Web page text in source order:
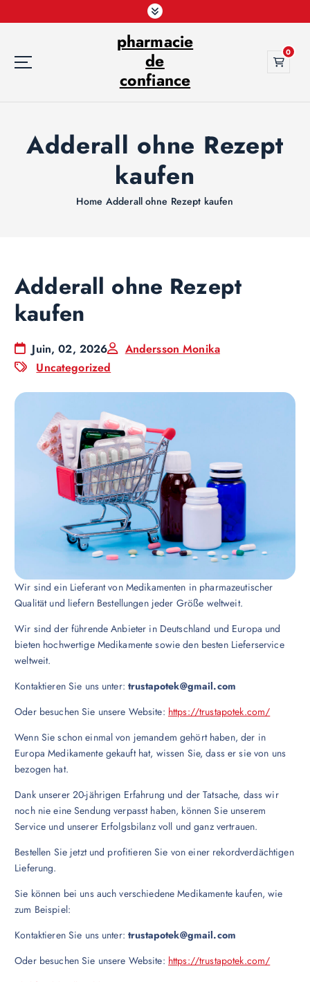
k
pharmacie
de
confiance
0
Adderall ohne Rezept
kaufen
Home Adderall ohne Rezept kaufen
Adderall ohne Rezept
kaufen
Juin, 02, 2026
Andersson Monika
Uncategorized
Wir sind ein Lieferant von Medikamenten in pharmazeutischer
Qualität und liefern Bestellungen jeder Größe weltweit.
Wir sind der führende Anbieter in Deutschland und Europa und
bieten hochwertige Medikamente sowie den besten Lieferservice
weltweit.
Kontaktieren Sie uns unter:trustapotek@gmail.com
Oder besuchen Sie unsere Website: https://trustapotek.com/
Wenn Sie schon einmal von jemandem gehört haben, der in
Europa Medikamente gekauft hat, wissen Sie, dass er sie von uns
bezogen hat.
Dank unserer 20-jährigen Erfahrung und der Tatsache, dass wir
noch nie eine Sendung verpasst haben, können Sie unserem
Service und unserer Erfolgsbilanz voll und ganz vertrauen.
Bestellen Sie jetzt und profitieren Sie von einer rekordverdächtigen
Lieferung.
Sie können bei uns auch verschiedene Medikamente kaufen, wie
zum Beispiel:
Kontaktieren Sie uns unter:trustapotek@gmail.com
Oder besuchen Sie unsere Website: https://trustapotek.com/